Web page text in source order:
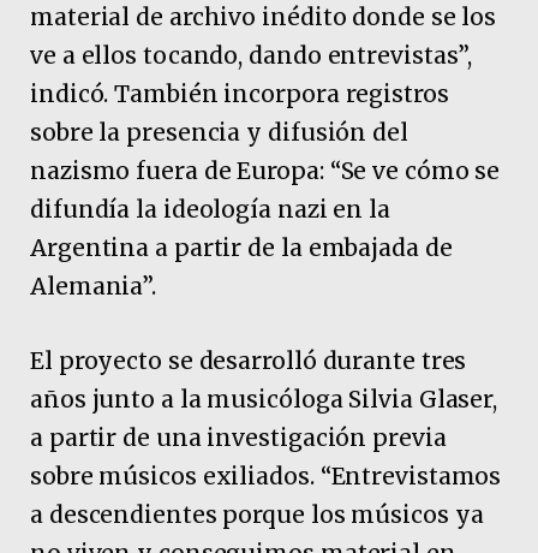
material de archivo inédito donde se los
ve a ellos tocando, dando entrevistas”,
indicó. También incorpora registros
sobre la presencia y difusión del
nazismo fuera de Europa: “Se ve cómo se
difundía la ideología nazi en la
Argentina a partir de la embajada de
Alemania”.
El proyecto se desarrolló durante tres
años junto a la musicóloga Silvia Glaser,
a partir de una investigación previa
sobre músicos exiliados. “Entrevistamos
a descendientes porque los músicos ya